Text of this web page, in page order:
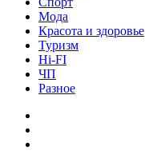
Мода
Красота и здоровье
Туризм
Hi-FI
ЧП
Разное